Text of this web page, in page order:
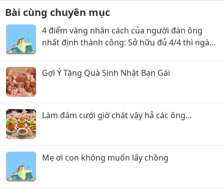
Bài cùng chuyên mục
4 điểm vàng nhân cách của người đàn ông
nhất định thành công: Sở hữu đủ 4/4 thì ngày
Gợi Ý Tặng Quà Sinh Nhật Bạn Gái
Làm đám cưới giờ chát vậy hả các ông...
Mẹ ơi con không muốn lấy chồng